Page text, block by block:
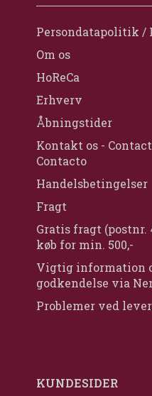
Persondatapolitik /
Om os
HoReCa
Erhverv
Åbningstider
Kontakt os -
Contacto
Handelsbetingelser
Fragt
Gratis fragt (postnr.
køb for min. 500,-
Vigtig information
godkendelse via
Problemer ved
KUNDESIDER